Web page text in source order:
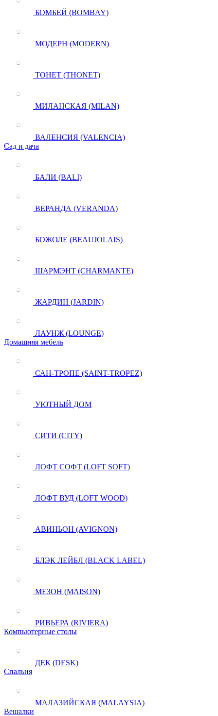
БОМБЕЙ (BOMBAY)
МОДЕРН (MODERN)
ТОНЕТ (THONET)
МИЛАНСКАЯ (MILAN)
ВАЛЕНСИЯ (VALENCIA)
Сад и дача
БАЛИ (BALI)
ВЕРАНДА (VERANDA)
БОЖОЛЕ (BEAUJOLAIS)
ШАРМЭНТ (CHARMANTE)
ЖАРДИН (JARDIN)
ЛАУНЖ (LOUNGE)
Домашняя мебель
САН-ТРОПЕ (SAINT-TROPEZ)
УЮТНЫЙ ДОМ
СИТИ (CITY)
ЛОФТ СОФТ (LOFT SOFT)
ЛОФТ ВУД (LOFT WOOD)
АВИНЬОН (AVIGNON)
БЛЭК ЛЕЙБЛ (BLACK LABEL)
МЕЗОН (MAISON)
РИВЬЕРА (RIVIERA)
Компьютерные столы
ДЕК (DESK)
Спальня
МАЛАЗИЙСКАЯ (MALAYSIA)
Вешалки